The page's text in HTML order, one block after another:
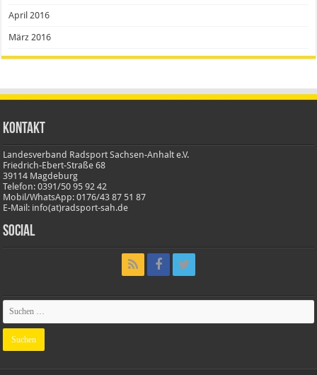
April 2016
März 2016
Kontakt
Landesverband Radsport Sachsen-Anhalt e.V.
Friedrich-Ebert-Straße 68
39114 Magdeburg
Telefon: 0391/50 95 92 42
Mobil/WhatsApp: 0176/43 87 51 87
E-Mail: info(at)radsport-sah.de
Social